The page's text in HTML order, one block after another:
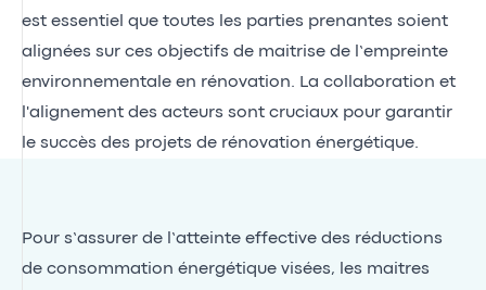
est essentiel que toutes les parties prenantes soient
alignées sur ces objectifs de maitrise de l’empreinte
environnementale en rénovation. La collaboration et
l'alignement des acteurs sont cruciaux pour garantir
le succès des projets de rénovation énergétique.
Pour s’assurer de l’atteinte effective des réductions
de consommation énergétique visées, les maitres